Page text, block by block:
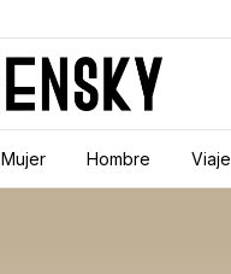
Mujer Hombre Viaje